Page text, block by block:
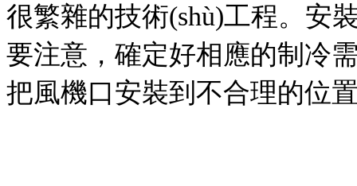
很繁雜的技術(shù)工程。
要注意，確定好相應的制
把風機口安裝到不合理的位置